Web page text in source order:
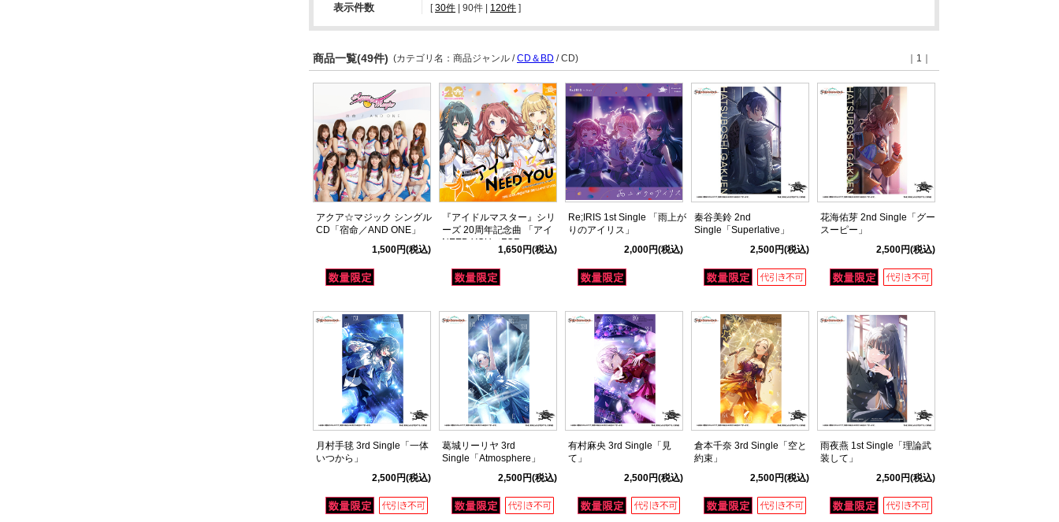
表示件数 [ 30件 | 90件 | 120件 ]
商品一覧(49件) ｜1｜
(カテゴリ名：商品ジャンル /CD＆BD / CD)
アクア☆マジック シングル
CD「宿命／AND ONE」
1,500円(税込)
『アイドルマスター』シリ
ーズ 20周年記念曲 「アイ
NEED YOU（FOR
WONDERFUL STORY）」
【学園アイドルマスター
盤】
1,650円(税込)
Re;IRIS 1st Single 「雨上が
りのアイリス」
2,000円(税込)
秦谷美鈴 2nd
Single「Superlative」
2,500円(税込)
花海佑芽 2nd Single「グー
スーピー」
2,500円(税込)
月村手毬 3rd Single「一体
いつから」
2,500円(税込)
葛城リーリヤ 3rd
Single「Atmosphere」
2,500円(税込)
有村麻央 3rd Single「見
て」
2,500円(税込)
倉本千奈 3rd Single「空と
約束」
2,500円(税込)
雨夜燕 1st Single「理論武
装して」
2,500円(税込)